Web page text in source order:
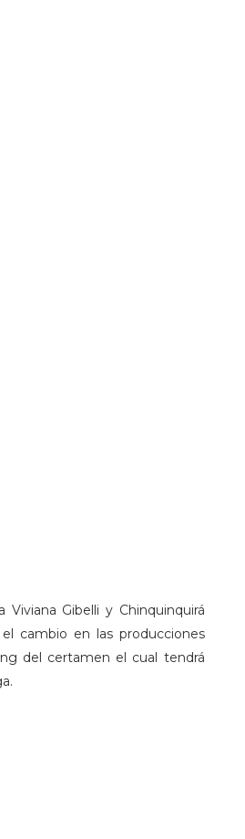
Gibelli y Chinquinquirá
cambio en las producciones
del certamen el cual tendrá